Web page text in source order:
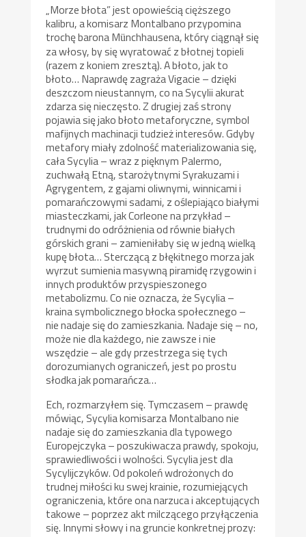
„Morze błota” jest opowieścią cięższego
kalibru, a komisarz Montalbano przypomina
trochę barona Münchhausena, który ciągnął się
za włosy, by się wyratować z błotnej topieli
(razem z koniem zresztą). A błoto, jak to
błoto… Naprawdę zagraża Vigacie – dzięki
deszczom nieustannym, co na Sycylii akurat
zdarza się nieczęsto. Z drugiej zaś strony
pojawia się jako błoto metaforyczne, symbol
mafijnych machinacji tudzież interesów. Gdyby
metafory miały zdolność materializowania się,
cała Sycylia – wraz z pięknym Palermo,
zuchwałą Etną, starożytnymi Syrakuzami i
Agrygentem, z gajami oliwnymi, winnicami i
pomarańczowymi sadami, z oślepiająco białymi
miasteczkami, jak Corleone na przykład –
trudnymi do odróżnienia od równie białych
górskich grani – zamieniłaby się w jedną wielką
kupę błota… Sterczącą z błękitnego morza jak
wyrzut sumienia masywną piramidę rzygowin i
innych produktów przyspieszonego
metabolizmu. Co nie oznacza, że Sycylia –
kraina symbolicznego błocka społecznego –
nie nadaje się do zamieszkania. Nadaje się – no,
może nie dla każdego, nie zawsze i nie
wszędzie – ale gdy przestrzega się tych
dorozumianych ograniczeń, jest po prostu
słodka jak pomarańcza…
Ech, rozmarzyłem się. Tymczasem – prawdę
mówiąc, Sycylia komisarza Montalbano nie
nadaje się do zamieszkania dla typowego
Europejczyka – poszukiwacza prawdy, spokoju,
sprawiedliwości i wolności. Sycylia jest dla
Sycylijczyków. Od pokoleń wdrożonych do
trudnej miłości ku swej krainie, rozumiejących
ograniczenia, które ona narzuca i akceptujących
takowe – poprzez akt milczącego przyłączenia
się. Innymi słowy i na gruncie konkretnej prozy: